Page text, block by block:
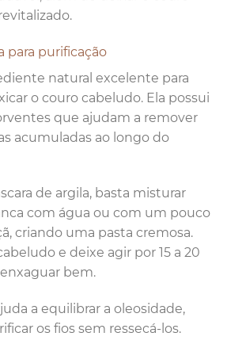
para purificação
natural excelente para
o couro cabeludo. Ela possui
que ajudam a remover
acumuladas ao longo do
de argila, basta misturar
com água ou com um pouco
criando uma pasta cremosa.
e deixe agir por 15 a 20
bem.
a equilibrar a oleosidade,
os fios sem ressecá-los.